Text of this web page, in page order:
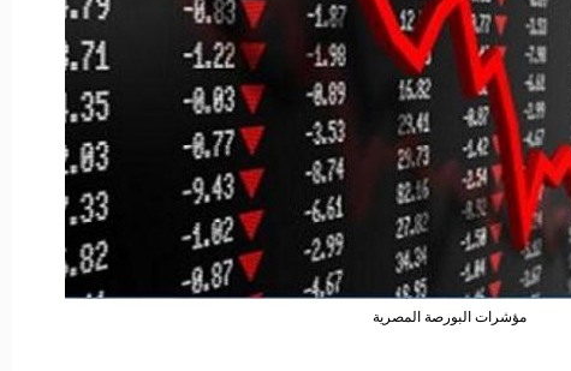
مؤشرات البورصة المصرية